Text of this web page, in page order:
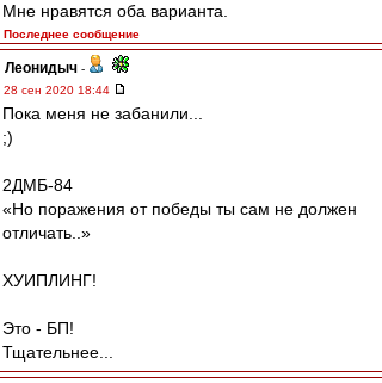
Мне нравятся оба варианта.
Последнее сообщение
Леонидыч -
28 сен 2020 18:44
Пока меня не забанили...
;)
2ДМБ-84
«Но поражения от победы ты сам не должен
отличать..»
ХУИПЛИНГ!
Это - БП!
Тщательнее...